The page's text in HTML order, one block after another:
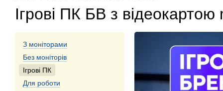
Ігрові ПК БВ з
З моніторами
Без моніторів
Ігрові ПК
Для роботи